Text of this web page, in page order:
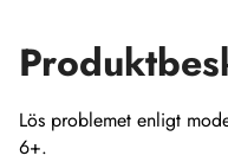
Lös problemet enligt
6+.